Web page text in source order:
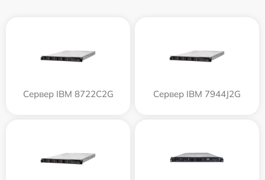
Сервер IBM 8722C2G Сервер IBM 7944J2G